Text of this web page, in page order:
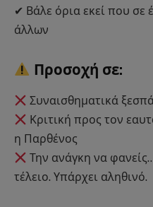
✔ Βάλε όρια εκεί που σε
άλλων
Προσοχή σε:
Συναισθηματικά
Κριτική προς τον
η Παρθένος
Την ανάγκη να
τέλειο. Υπάρχει αληθινό.